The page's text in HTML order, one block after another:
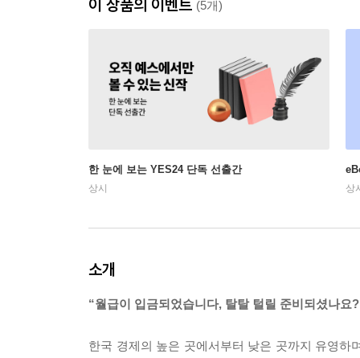
이 상품의 이벤트 (5개)
한 눈에 보는 YES24 단독 선출간
상시 상
소개
“월급이 입금되었습니다, 탈탈 털릴 준비되셨나요
한국 경제의 높은 곳에서부터 낮은 곳까지 유영